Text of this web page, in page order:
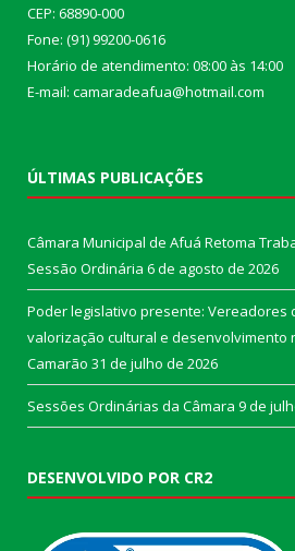
CEP: 68890-000
Fone: (91) 99200-0616
Horário de atendimento: 08:00 às 14:00
E-mail: camaradeafua@hotmail.com
ÚLTIMAS PUBLICAÇÕES
Câmara Municipal de Afuá Retoma
Sessão Ordinária 6 de agosto de 2026
Poder legislativo presente: Vereadores
valorização cultural e desenvolvimento
Camarão 31 de julho de 2026
Sessões Ordinárias da Câmara 9 de
DESENVOLVIDO POR CR2